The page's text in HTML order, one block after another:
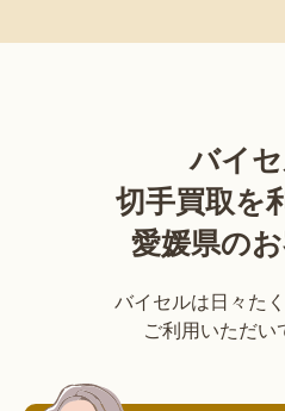
バイ
切手買取を
愛媛県の
バイセルは日々た
ご利用いただい